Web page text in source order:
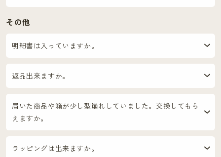
その他
明細書は入っていますか。
返品出来ますか。
届いた商品や箱が少し型崩れしていました。交換してもら
えますか。
ラッピングは出来ますか。